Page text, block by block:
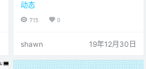
ia 5110LCD显示屏 1块 4、DHT11
温湿度传感器 1个 5、micro USB 数
连接DHT11，采集温湿度信息； TP
动态
715 0
shawn 19年12月30日